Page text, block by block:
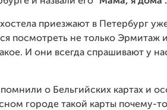
приезжают в Петербург
посмотреть не только Эрмитаж
И они всегда спрашивают у
о Бельгийских картах и
городе такой карты почему-